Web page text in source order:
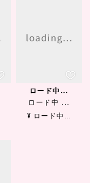
ロード中...
ロード中 ...
¥ ロード中...